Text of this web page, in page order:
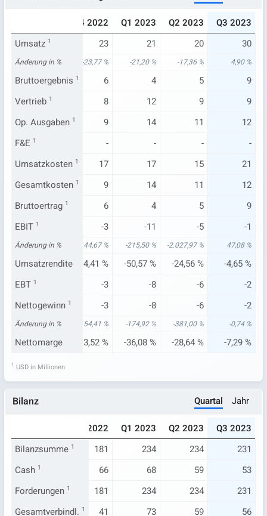
Q4 2022 Q1 2023 Q2 2023
Q3 2023
Umsatz 1 23 21 20 30
Änderung in %
-1,45 % -23,77 % -21,20 % -17,36 % 4,90 %
Bruttoergebnis 1
7 6 4 5
9
Vertrieb 1 8 12 9
9
Op. Ausgaben 1
9 9 14 11
12
F&E 1 - - -
-
Umsatzkosten 1
22 17 17 15
21
Gesamtkosten 1
9 9 14 11
12
Bruttoertrag 1
7 6 4 5
9
EBIT 1 -3 -11 -5 -1
Änderung in %
-110,26 % -144,67 % -215,50 % -2.027,97 % 47,08 %
Umsatzrendite
-9,22 % -14,41 % -50,57 % -24,56 %
-4,65 %
EBT 1 -3 -8 -6
-2
Nettogewinn 1
-2 -3 -8 -6 -2
Änderung in %
-108,90 % -154,41 % -174,92 % -381,00 % -0,74 %
Nettomarge
-7,59 % -13,52 % -36,08 % -28,64 % -7,29 %
1 USD in Millionen
Bilanz Quartal Jahr
Q4 2022 Q1 2023 Q2 2023
Q3 2023
Bilanzsumme 1
185 181 234 234
231
Cash 1 66 68 59
53
Forderungen 1
185 181 234 234
231
Gesamtverbindl. 1
43 41 73 59 56